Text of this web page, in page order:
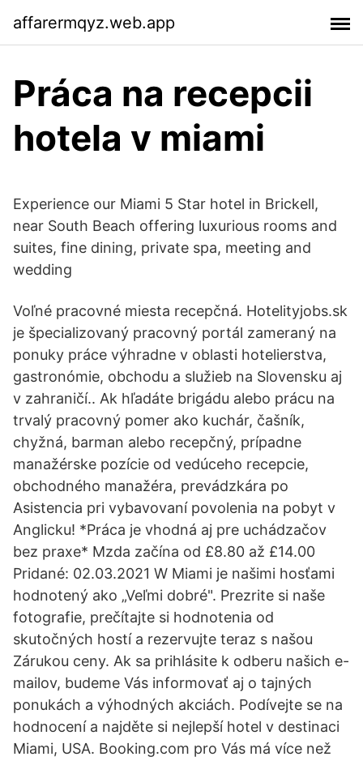
affarermqyz.web.app
Práca na recepcii
hotela v miami
Experience our Miami 5 Star hotel in Brickell,
near South Beach offering luxurious rooms and
suites, fine dining, private spa, meeting and
wedding
Voľné pracovné miesta recepčná. Hotelityjobs.sk
je špecializovaný pracovný portál zameraný na
ponuky práce výhradne v oblasti hotelierstva,
gastronómie, obchodu a služieb na Slovensku aj
v zahraničí.. Ak hľadáte brigádu alebo prácu na
trvalý pracovný pomer ako kuchár, čašník,
chyžná, barman alebo recepčný, prípadne
manažérske pozície od vedúceho recepcie,
obchodného manažéra, prevádzkára po
Asistencia pri vybavovaní povolenia na pobyt v
Anglicku! *Práca je vhodná aj pre uchádzačov
bez praxe* Mzda začína od £8.80 až £14.00
Pridané: 02.03.2021 W Miami je našimi hosťami
hodnotený ako „Veľmi dobré". Prezrite si naše
fotografie, prečítajte si hodnotenia od
skutočných hostí a rezervujte teraz s našou
Zárukou ceny. Ak sa prihlásite k odberu našich e-
mailov, budeme Vás informovať aj o tajných
ponukách a výhodných akciách. Podívejte se na
hodnocení a najděte si nejlepší hotel v destinaci
Miami, USA. Booking.com pro Vás má více než